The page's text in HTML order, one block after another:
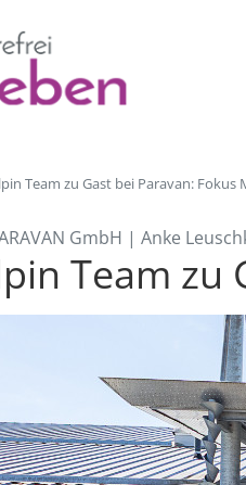
Team zu Gast bei Paravan: Fokus
GmbH | Anke
Team